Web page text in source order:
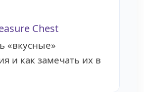
Chest
«вкусные»
и как замечать их в